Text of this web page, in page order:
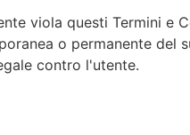
viola questi Termini e
o permanente
contro l'utente.